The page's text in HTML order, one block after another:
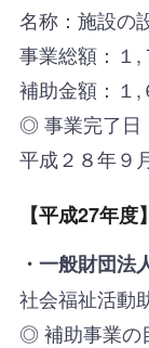
名称：施設の
事業総額：１,
補助金額：１,
◎ 事業完了日
平成２８年９
【平成27年度】
・一般財団
社会福祉活動
◎ 補助事業の